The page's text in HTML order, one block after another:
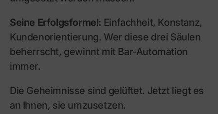
Seine Erfolgsformel: Einfachheit, Konstanz,
Kundenorientierung. Wer diese drei Säulen
beherrscht, gewinnt mit Bar-Automation
immer.
Die Geheimnisse sind gelüftet. Jetzt liegt es
an Ihnen, sie umzusetzen.